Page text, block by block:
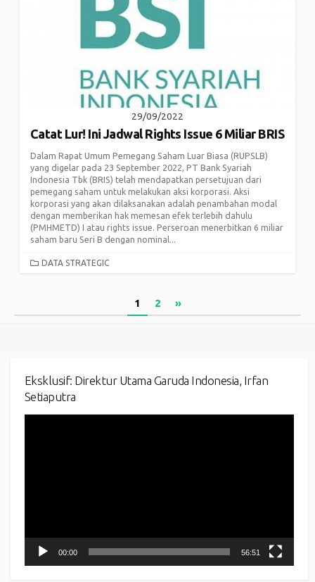
29/09/2022
Catat Lur! Ini Jadwal Rights Issue 6 Miliar BRIS
Dalam Rapat Umum Pemegang Saham Luar Biasa (RUPSLB)
yang digelar pada 23 September 2022, PT Bank Syariah
Indonesia Tbk (BRIS) telah mendapatkan persetujuan dari
pemegang saham untuk melakukan aksi korporasi. Aksi
korporasi yang akan dilaksanakan adalah penambahan modal
dengan memberikan hak memesan efek terlebih dahulu
(PMHMETD) I atau rights issue. Perseroan menerbitkan 6 miliar
saham baru Seri B dengan nominal...
CATEGORIES
DATA STRATEGIC
1 2 »
Eksklusif: Direktur Utama Garuda Indonesia, Irfan
Setiaputra
00:00 56:51